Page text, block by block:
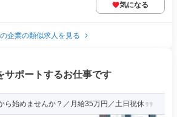
気になる
企業の類似求人を見る
ポートするお仕事です
ら始めませんか？／月給35万円／土日祝休